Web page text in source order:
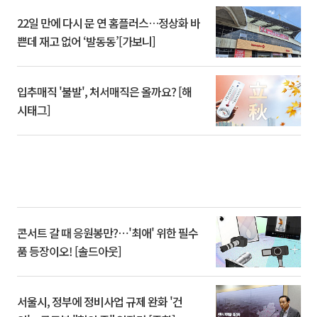
22일 만에 다시 문 연 홈플러스…정상화 바
쁜데 재고 없어 ‘발동동’[가보니]
입추매직 '불발', 처서매직은 올까요? [해
시태그]
콘서트 갈 때 응원봉만?⋯'최애' 위한 필수
품 등장이오! [솔드아웃]
서울시, 정부에 정비사업 규제 완화 '건